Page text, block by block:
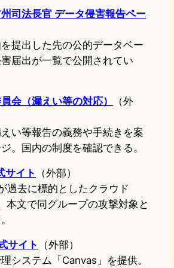
司法長官 データ侵害報告ペー
提出した先の公的データベー
届出が一覧で公開されてい
会（漏えい等の対応）
（外
い等報告の義務や手続きを案
。国内の制度を確認できる。
サイト
（外部）
過去に標的としたクラウド
本文で同グループの攻撃対象と
サイト
（外部）
システム「Canvas」を提供。